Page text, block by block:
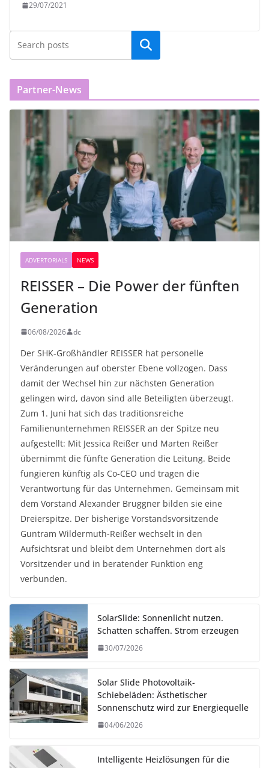
29/07/2021
Partner-News
ADVERTORIALS NEWS
REISSER – Die Power der fünften
Generation
06/08/2026 dc
Der SHK-Großhändler REISSER hat personelle
Veränderungen auf oberster Ebene vollzogen. Dass
damit der Wechsel hin zur nächsten Generation
gelingen wird, davon sind alle Beteiligten überzeugt.
Zum 1. Juni hat sich das traditionsreiche
Familienunternehmen REISSER an der Spitze neu
aufgestellt: Mit Jessica Reißer und Marten Reißer
übernimmt die fünfte Generation die Leitung. Beide
fungieren künftig als Co-CEO und tragen die
Verantwortung für das Unternehmen. Gemeinsam mit
dem Vorstand Alexander Bruggner bilden sie eine
Dreierspitze. Der bisherige Vorstandsvorsitzende
Guntram Wildermuth-Reißer wechselt in den
Aufsichtsrat und bleibt dem Unternehmen dort als
Vorsitzender und in beratender Funktion eng
verbunden.
SolarSlide: Sonnenlicht nutzen.
Schatten schaffen. Strom erzeugen
30/07/2026
Solar Slide Photovoltaik-
Schiebeläden: Ästhetischer
Sonnenschutz wird zur Energiequelle
04/06/2026
Intelligente Heizlösungen für die